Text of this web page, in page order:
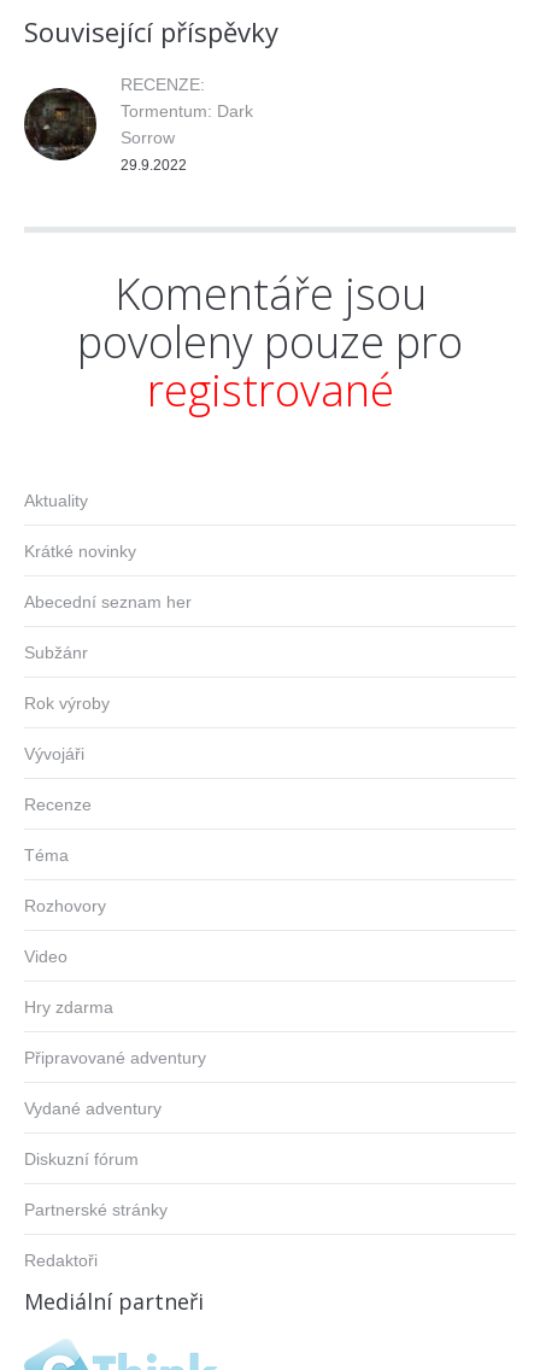
Související příspěvky
RECENZE:
Tormentum: Dark
Sorrow
29.9.2022
Komentáře jsou
povoleny pouze pro
registrované
Aktuality
Krátké novinky
Abecední seznam her
Subžánr
Rok výroby
Vývojáři
Recenze
Téma
Rozhovory
Video
Hry zdarma
Připravované adventury
Vydané adventury
Diskuzní fórum
Partnerské stránky
Redaktoři
Mediální partneři